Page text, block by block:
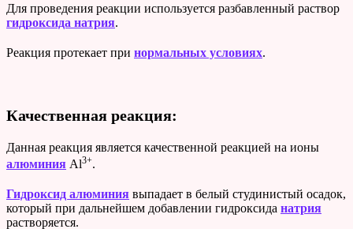
Для проведения реакции используется разбавленный раствор
гидроксида натрия.
Реакция протекает при нормальных условиях.
Качественная реакция:
Данная реакция является качественной реакцией на ионы
алюминия Al3+.
Гидроксид алюминия выпадает в белый студинистый осадок,
который при дальнейшем добавлении гидроксида натрия
растворяется.